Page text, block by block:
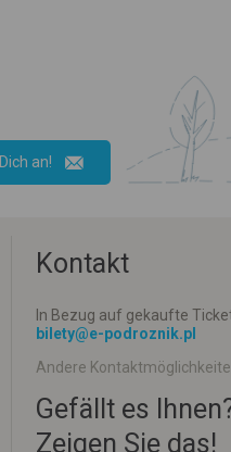
an!
Kontakt
In Bezug auf gekaufte
bilety@e-podroznik.pl
Andere
Gefällt es
Zeigen Sie das!